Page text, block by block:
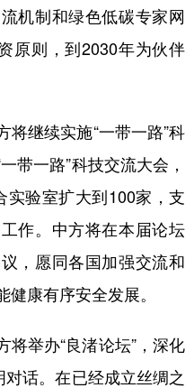
机制和绿色低碳专家网
原则，到2030年为伙伴
继续实施“一带一路”科
带一路”科技交流大会，
实验室扩大到100家，支
作。中方将在本届论坛
，愿同各国加强交流和
康有序安全发展。
举办“良渚论坛”，深化
对话。在已经成立丝绸之